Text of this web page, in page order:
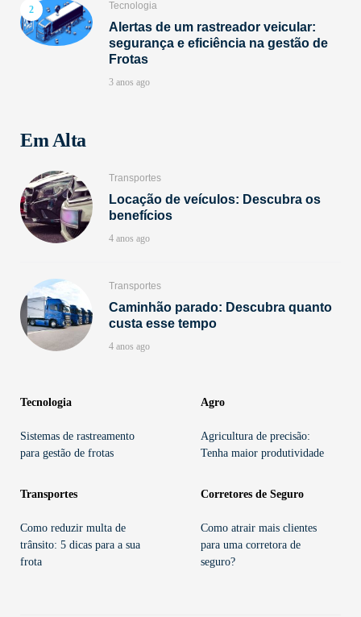
Tecnologia
Alertas de um rastreador veicular:
segurança e eficiência na gestão de
Frotas
3 anos ago
Em Alta
Transportes
Locação de veículos: Descubra os
benefícios
4 anos ago
Transportes
Caminhão parado: Descubra quanto
custa esse tempo
4 anos ago
Tecnologia
Sistemas de rastreamento
para gestão de frotas
Agro
Agricultura de precisão:
Tenha maior produtividade
Transportes
Como reduzir multa de
trânsito: 5 dicas para a sua
frota
Corretores de Seguro
Como atrair mais clientes
para uma corretora de
seguro?